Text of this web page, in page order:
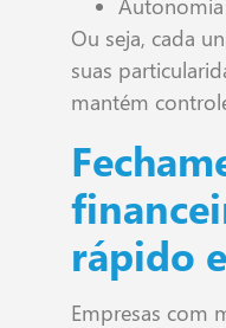
Ou seja, cada
suas
mantém
rápido
Empresas com